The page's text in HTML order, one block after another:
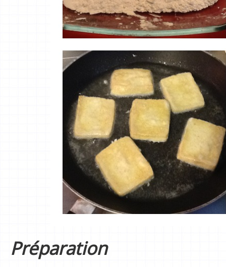
Préparation